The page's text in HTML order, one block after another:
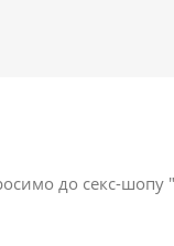
до секс-шопу